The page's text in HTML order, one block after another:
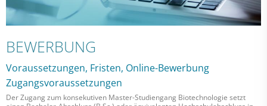
BEWERBUNG
Voraussetzungen, Fristen, Online-Bewerbung
Zugangsvoraussetzungen
Der Zugang zum konsekutiven Master-Studiengang Biotechnologie setzt